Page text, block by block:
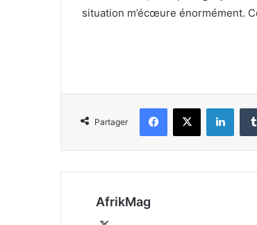
situation m’écœure énormément.
Partager
Facebook
X
AfrikMag